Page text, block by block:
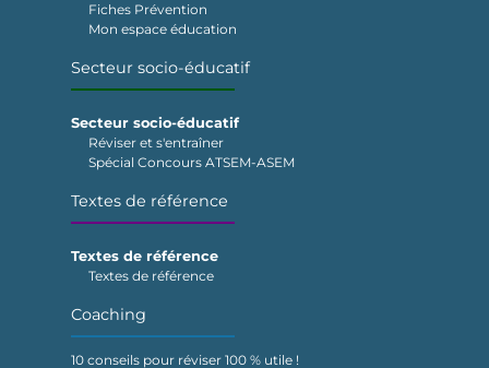
Fiches Prévention
Mon espace éducation
Secteur socio-éducatif
Secteur socio-éducatif
Réviser et s'entraîner
Spécial Concours ATSEM-ASEM
Textes de référence
Textes de référence
Textes de référence
Coaching
10 conseils pour réviser 100 % utile !